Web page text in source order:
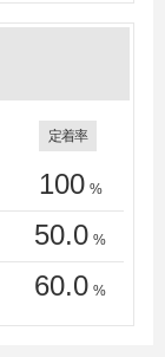
定着率
100 %
50.0 %
60.0 %